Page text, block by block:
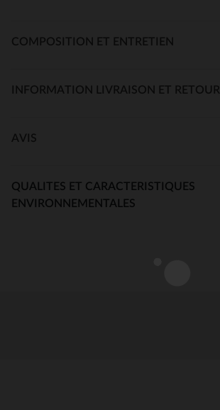
COMPOSITION ET ENTRETIEN
INFORMATION LIVRAISON ET RETOUR
AVIS
QUALITES ET CARACTERISTIQUES
ENVIRONNEMENTALES